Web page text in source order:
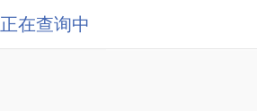
正在查询中